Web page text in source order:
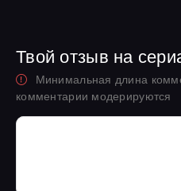
Твой отзыв на
Минимальная длина
комментарии модерируются